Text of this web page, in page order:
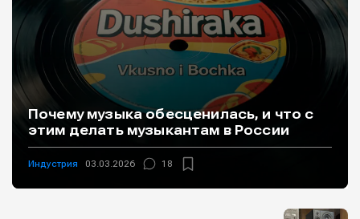
Почему музыка обесценилась, и что с
этим делать музыкантам в России
Индустрия 03.03.2026 18